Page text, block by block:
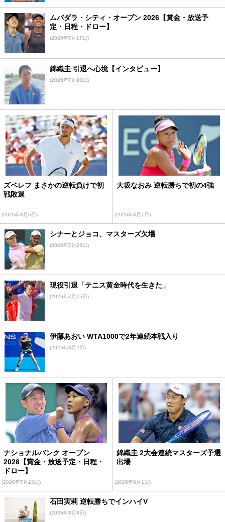
ムバダラ・シティ・オープン 2026【賞金・放送予
定・日程・ドロー】
(2026年7月17日)
錦織圭 引退へ心境【インタビュー】
(2026年7月28日)
ズベレフ まさかの逆転負けで初
戦敗退
(2026年8月6日)
大坂なおみ 逆転勝ちで初の4強
(2026年8月1日)
シナーとジョコ、マスターズ欠場
(2026年7月25日)
現役引退「テニス黄金時代を生きた」
(2026年7月15日)
伊藤あおい WTA1000で2年連続本戦入り
(2026年8月2日)
ナショナルバンク オープン
2026【賞金・放送予定・日程・
ドロー】
(2026年7月23日)
錦織圭 2大会連続マスターズ予選
出場
(2026年8月1日)
石田実莉 逆転勝ちでインハイV
(2026年8月8日)